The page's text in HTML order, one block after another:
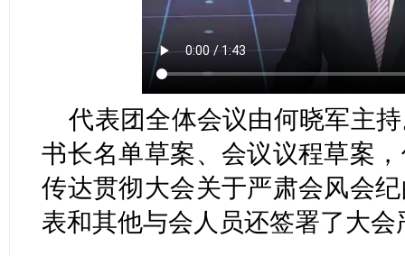
代表团全体会议由何晓军主
书长名单草案、会议议程草案
传达贯彻大会关于严肃会风会
表和其他与会人员还签署了大